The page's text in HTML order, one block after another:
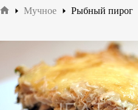
Мучное Рыбный пирог